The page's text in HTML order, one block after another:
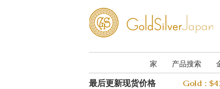
家 产品搜索
最后更新现货价格 Gold :